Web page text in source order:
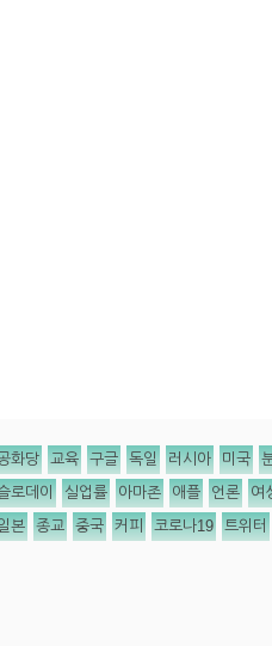
화당 교육 구글 독일 러시아 미국
로데이 실업률 아마존 애플 언론 여
본 종교 중국 커피 코로나19 트위터